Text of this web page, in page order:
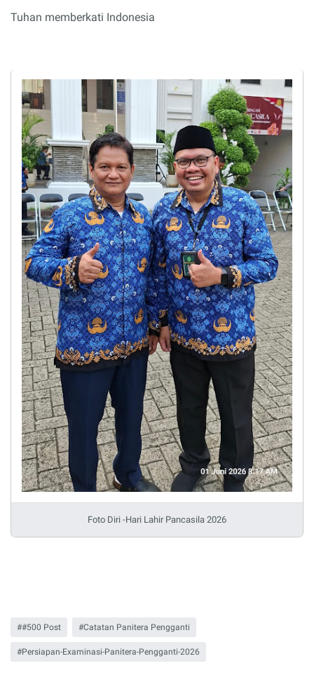
Tuhan memberkati Indonesia
Foto Diri -Hari Lahir Pancasila 2026
#500 Post Catatan Panitera Pengganti
Persiapan-Examinasi-Panitera-Pengganti-2026